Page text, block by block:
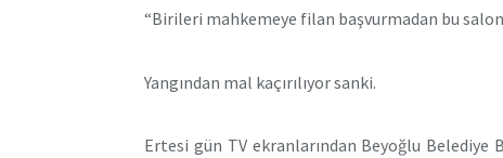
“Birileri mahkemeye filan başvurmadan bu salon
Yangından mal kaçırılıyor sanki.
Ertesi gün TV ekranlarından Beyoğlu Belediye